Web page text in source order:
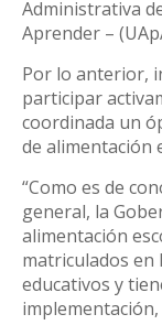
Administrativa
Aprender –
Por lo anterior,
participar
coordinada un
de alimentación
“Como es de
general, la
alimentación
matriculados en
educativos y